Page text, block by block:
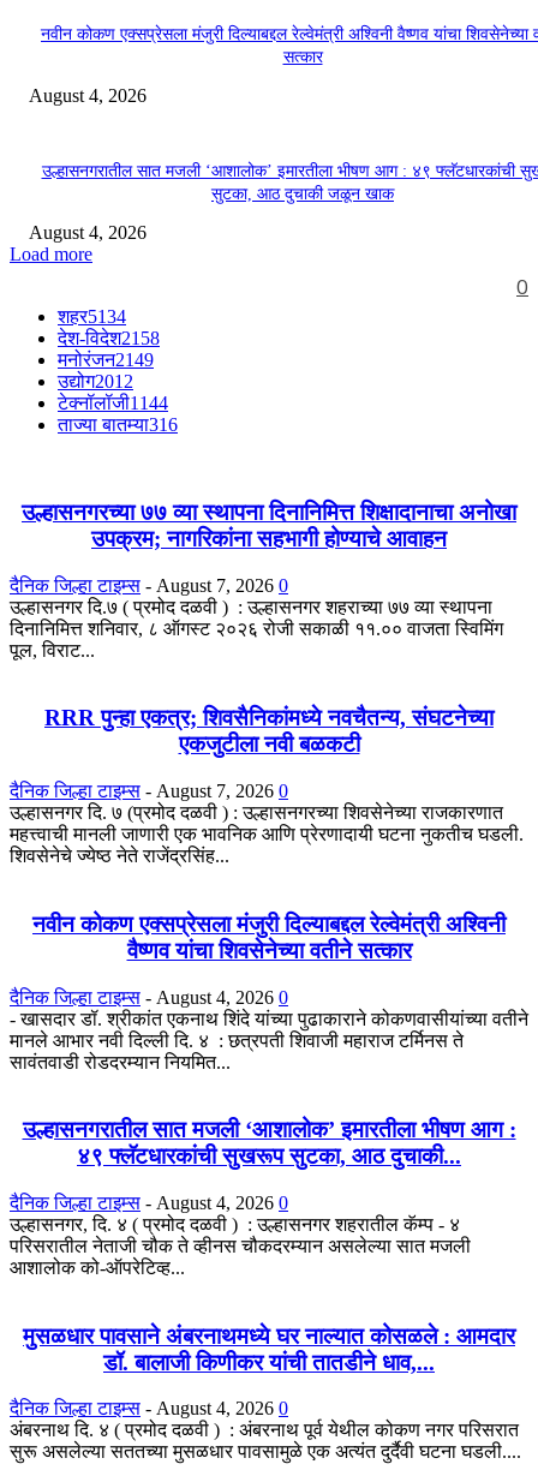
नवीन कोकण एक्सप्रेसला मंजुरी दिल्याबद्दल रेल्वेमंत्री अश्विनी वैष्णव यांचा शिवसेनेच्या
सत्कार
August 4, 2026
उल्हासनगरातील सात मजली ‘आशालोक’ इमारतीला भीषण आग : ४९ फ्लॅटधारकांची
सुटका, आठ दुचाकी जळून खाक
August 4, 2026
Load more
0
शहर5134
देश-विदेश2158
मनोरंजन2149
उद्योग2012
टेक्नॉलॉजी1144
ताज्या बातम्या316
उल्हासनगरच्या ७७ व्या स्थापना दिनानिमित्त शिक्षादानाचा अनोखा
उपक्रम; नागरिकांना सहभागी होण्याचे आवाहन
दैनिक जिल्हा टाइम्स - August 7, 2026 0
उल्हासनगर दि.७ ( प्रमोद दळवी ) : उल्हासनगर शहराच्या ७७ व्या स्थापना
दिनानिमित्त शनिवार, ८ ऑगस्ट २०२६ रोजी सकाळी ११.०० वाजता स्विमिंग
पूल, विराट...
RRR पुन्हा एकत्र; शिवसैनिकांमध्ये नवचैतन्य, संघटनेच्या
एकजुटीला नवी बळकटी
दैनिक जिल्हा टाइम्स - August 7, 2026 0
उल्हासनगर दि. ७ (प्रमोद दळवी ) : उल्हासनगरच्या शिवसेनेच्या राजकारणात
महत्त्वाची मानली जाणारी एक भावनिक आणि प्रेरणादायी घटना नुकतीच घडली.
शिवसेनेचे ज्येष्ठ नेते राजेंद्रसिंह...
नवीन कोकण एक्सप्रेसला मंजुरी दिल्याबद्दल रेल्वेमंत्री अश्विनी
वैष्णव यांचा शिवसेनेच्या वतीने सत्कार
दैनिक जिल्हा टाइम्स - August 4, 2026 0
- खासदार डॉ. श्रीकांत एकनाथ शिंदे यांच्या पुढाकाराने कोकणवासीयांच्या वतीने
मानले आभार नवी दिल्ली दि. ४ : छत्रपती शिवाजी महाराज टर्मिनस ते
सावंतवाडी रोडदरम्यान नियमित...
उल्हासनगरातील सात मजली ‘आशालोक’ इमारतीला भीषण आग :
४९ फ्लॅटधारकांची सुखरूप सुटका, आठ दुचाकी...
दैनिक जिल्हा टाइम्स - August 4, 2026 0
उल्हासनगर, दि. ४ ( प्रमोद दळवी ) : उल्हासनगर शहरातील कॅम्प - ४
परिसरातील नेताजी चौक ते व्हीनस चौकदरम्यान असलेल्या सात मजली
आशालोक को-ऑपरेटिव्ह...
मुसळधार पावसाने अंबरनाथमध्ये घर नाल्यात कोसळले : आमदार
डॉ. बालाजी किणीकर यांची तातडीने धाव,...
दैनिक जिल्हा टाइम्स - August 4, 2026 0
अंबरनाथ दि. ४ ( प्रमोद दळवी ) : अंबरनाथ पूर्व येथील कोकण नगर परिसरात
सुरू असलेल्या सततच्या मुसळधार पावसामुळे एक अत्यंत दुर्दैवी घटना घडली....